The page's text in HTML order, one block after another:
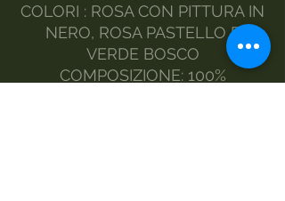
COLORI : ROSA CON PITTURA IN
NERO, ROSA PASTELLO E
VERDE BOSCO
COMPOSIZIONE: 100%